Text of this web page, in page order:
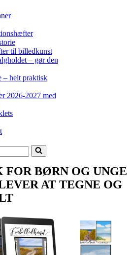
til billedkunst
– gør den
– helt praktisk
2026-2027 med
FOR BØRN OG UNGE
AT TEGNE OG